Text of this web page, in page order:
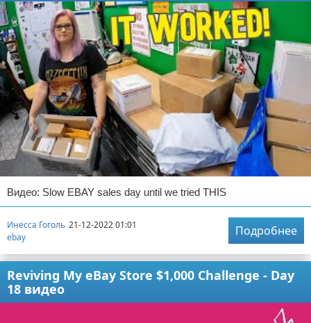
Видео: Slow EBAY sales day until we tried THIS
Инесса Гоголь 21-12-2022 01:01
ebay
Подробнее
Reviving My eBay Store $1,000 Challenge - Day
18 видео